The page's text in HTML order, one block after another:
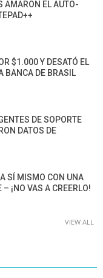
AMARON EL AUTO-
$1.000 Y DESATÓ EL
BANCA DE BRASIL
DE SOPORTE
DATOS DE
SÍ MISMO CON UNA
¡NO VAS A CREERLO!
VIEW ALL